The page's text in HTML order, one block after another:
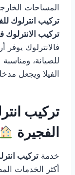
المساحات
تركيب انترلوك
تركيب الانترلوك
فالانترلوك يوفر
للصيانة،
الفيلا ويجعل
تركيب
الفجيرة
خدمة تركيب
أكثر الخدمات